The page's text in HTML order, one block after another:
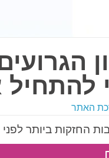
האתר
החזקות ביותר